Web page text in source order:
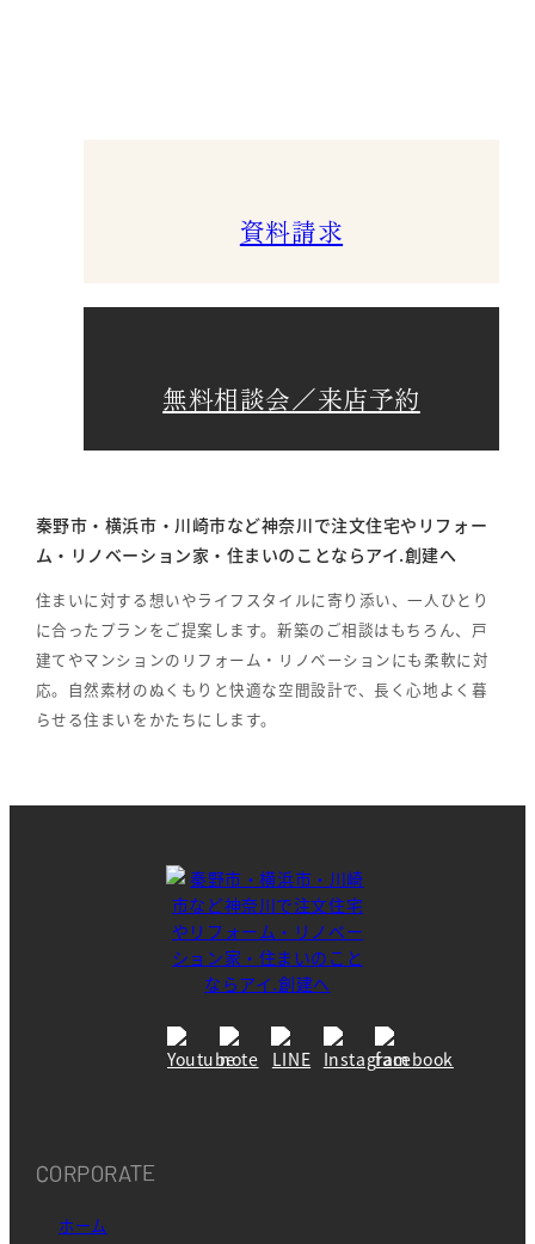
資料請求
無料相談会／来店予約
秦野市・横浜市・川崎市など神奈川で注文住宅やリフォー
ム・リノベーション家・住まいのことならアイ.創建へ
住まいに対する想いやライフスタイルに寄り添い、一人ひとり
に合ったプランをご提案します。新築のご相談はもちろん、戸
建てやマンションのリフォーム・リノベーションにも柔軟に対
応。自然素材のぬくもりと快適な空間設計で、長く心地よく暮
らせる住まいをかたちにします。
CORPORATE
ホーム